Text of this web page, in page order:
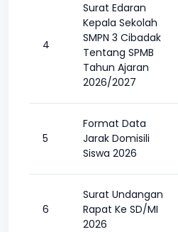
4
Surat Edaran
Kepala Sekolah
SMPN 3 Cibadak
Tentang SPMB
Tahun Ajaran
2026/2027
5
Format Data
Jarak Domisili
Siswa 2026
6
Surat Undangan
Rapat Ke SD/MI
2026